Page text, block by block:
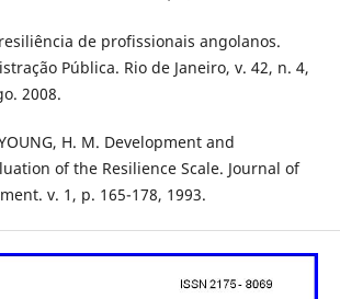
resiliência de profissionais angolanos.
Pública. Rio de Janeiro, v. 42, n. 4,
2008.
H. M. Development and
of the Resilience Scale. Journal of
v. 1, p. 165-178, 1993.